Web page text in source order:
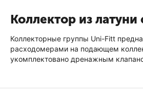
Коллектор из
Коллекторные группы Uni-Fitt
расходомерами на подающем
укомплектовано дренажным